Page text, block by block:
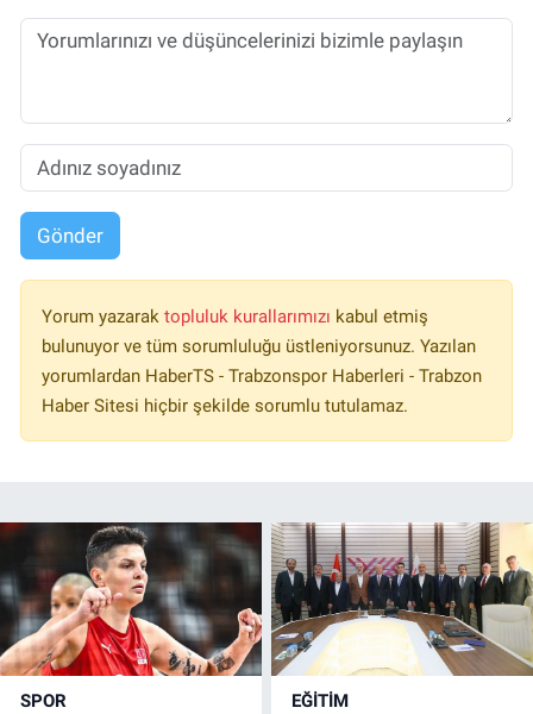
Gönder
Yorum yazarak topluluk kurallarımızı kabul etmiş
bulunuyor ve tüm sorumluluğu üstleniyorsunuz. Yazılan
yorumlardan HaberTS - Trabzonspor Haberleri - Trabzon
Haber Sitesi hiçbir şekilde sorumlu tutulamaz.
SPOR EĞİTİM